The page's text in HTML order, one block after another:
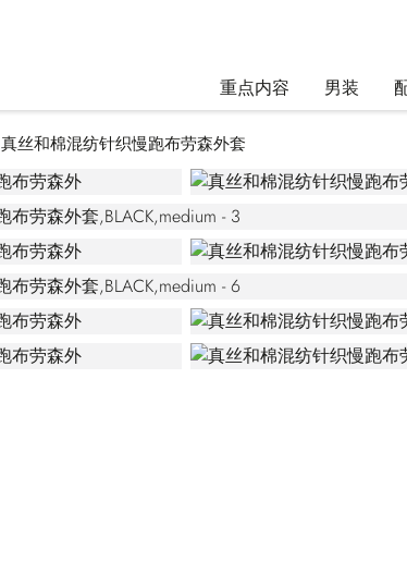
重点内容 男装
真丝和棉混纺针织慢跑布劳森外套